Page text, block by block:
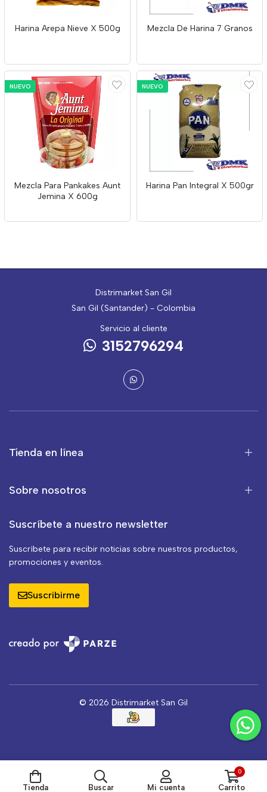
Harina Arepa Nieve X 500g Mezcla De Harina 7 Granos
NUEVO
Mezcla Para Pankakes Aunt
Jemina X 600g
NUEVO
Harina Pan Integral X 500gr
Distrimarket San Gil
San Gil (Santander) - Colombia
Servicio al cliente
3152796294
Tienda en línea
Sobre nosotros
Suscríbete a nuestro newsletter
Suscríbete para recibir noticias sobre nuestros productos,
promociones y eventos.
Suscribirme
© 2026 Distrimarket San Gil
Tienda Buscar Mi cuenta
0
Carrito